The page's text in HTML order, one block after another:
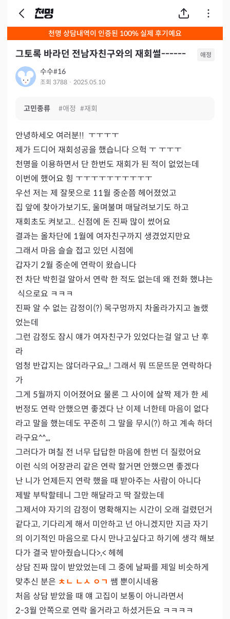
천명 상담내역이 인증된 100% 실제 후기예요
그토록 바라던 전남자친구와의 재회썰------ 애정
수수#16
조회 3788 · 2025.05.10
고민종류 #애정 #재회
안녕하세오 여러분!!  ㅜㅜㅜㅜ
제가 드디어 재회성공을 했습니다 으헉 ㅜ ㅜㅜㅜ
천명을 이용하면서 단 한번도 재회가 된 적이 없었는데
이번에 했어요 힝 ㅜㅜㅜㅜㅜㅜㅜㅜㅜㅜ
우선 저는 제 잘못으로 11월 중순쯤 헤어졌었고
집 앞에 찾아가보기도, 울며불며 매달려보기도 하고
재회초도 켜보고.. 신점에 돈 진짜 많이 썼어요
결과는 올차단에 1월에 여자친구까지 생겼었지만요
그래서 마음 슬슬 접고 있던 시점에
갑자기 2월 중순에 연락이 왔습니다
전 차단 박힌걸 알아서 연락 한 적도 없는데 왜 전화 했냐는
식으로요 ㅋㅋㅋ
진짜 알 수 없는 감정이(?) 목구멍까지 차올라가지고 놀랬
었는데
그런 감정도 잠시 얘가 여자친구가 있었다는걸 알고 난 후
라
엄청 반갑지는 않더라구요,,,! 그래서 뭐 뜨문뜨문 연락하다
가
그게 5월까지 이어졌어요 물론 그 사이에 살짝 제가 한 세
번정도 연락 안했으면 좋겠다 난 이제 너한테 마음이 없다
라고 말을 했는데도 꾸준히 그 말을 무시(?) 하고 계속 하더
라구요^^,,,
그러다가 며칠 전 너무 답답한 마음에 한번 더 질렀어요
이런 식의 어장관리 같은 연락 할거면 안했으면 좋겠다
난 니가 언제든지 연락 했을 때 받아주는 사람이 아니다
제발 부탁할테니 그만 해달라고 딱 잘랐는데
그제서야 자기의 감정이 명확해지는 시간이 오래 걸렸던거
같다고, 기다리게 해서 미안하고 넌 아니겠지만 지금 자기
의 이기적인 마음으로 다시 만나고싶다고 하기에 생각 해보
다가 결국 받아줬습니다>,< 헤헤
상담 진짜 많이 받았었는데 그 중에 날짜를 제일 비슷하게
맞추신 분은 ㅊㄴ ㄴㅅ ㅇㄱ 쌤 뿐이시네용
처음 상담 받았을 때 얘 고집이 보통이 아니라면서
2-3월 안쪽으로 연락 올거라고 하셨거든요 ㅋㅋㅋㅋ